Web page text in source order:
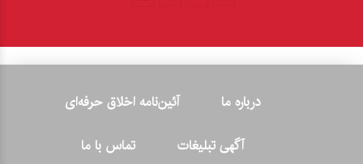
درباره ما
آئین‌نامه اخلاق حرفه‌ای
آگهی تبلیغات
تماس با ما